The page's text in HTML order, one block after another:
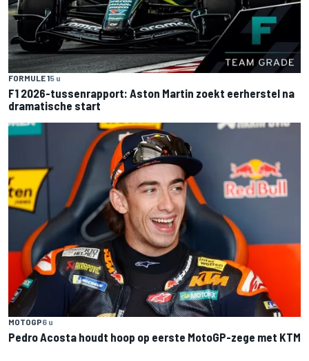
FORMULE 15 u
F1 2026-tussenrapport: Aston Martin zoekt eerherstel na
dramatische start
MOTOGP6 u
Pedro Acosta houdt hoop op eerste MotoGP-zege met KTM